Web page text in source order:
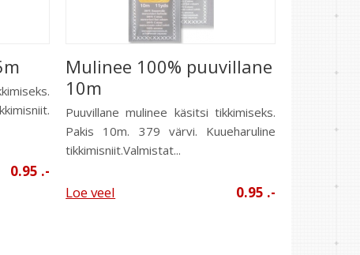
0.95 .-
Mulinee 100% puuvillane
10m
Puuvillane mulinee käsitsi tikkimiseks.
Pakis 10m. 379 värvi. Kuueharuline
tikkimisniit.Valmistat...
Loe veel 0.95 .-